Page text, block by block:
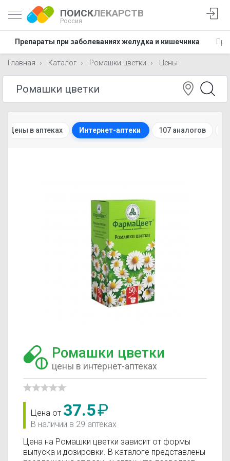
ПОИСКЛЕКАРСТВ
Россия
Препараты при заболеваниях желудка и кишечника
Главная Каталог Ромашки цветки Цены
Цены в аптеках Интернет-аптеки 107 аналогов
Ромашки цветки
цены в интернет-аптеках
Цена от 37.5₽
В наличии в 29 аптеках
Цена на Ромашки цветки зависит от формы
выпуска и дозировки. В каталоге представлены